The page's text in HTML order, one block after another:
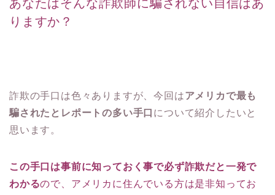
あなたはそんな詐欺師に騙されない自信はあ
りますか？
詐欺の手口は色々ありますが、今回はアメリカで最も
騙されたとレポートの多い手口 について紹介したいと
思います。
この手口は事前に知っておく事で必ず詐欺だと一発で
わかるので、アメリカに住んでいる方は是非知ってお